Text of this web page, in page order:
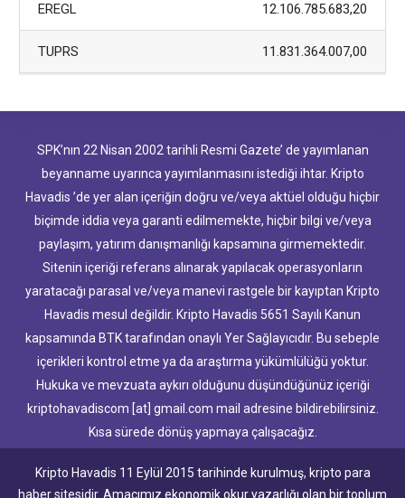
EREGL 12.106.785.683,20
TUPRS 11.831.364.007,00
SPK’nın 22 Nisan 2002 tarihli Resmi Gazete’ de yayımlanan
beyanname uyarınca yayımlanmasını istediği ihtar. Kripto
Havadis ’de yer alan içeriğin doğru ve/veya aktüel olduğu hiçbir
biçimde iddia veya garanti edilmemekte, hiçbir bilgi ve/veya
paylaşım, yatırım danışmanlığı kapsamına girmemektedir.
Sitenin içeriği referans alınarak yapılacak operasyonların
yaratacağı parasal ve/veya manevi rastgele bir kayıptan Kripto
Havadis mesul değildir. Kripto Havadis 5651 Sayılı Kanun
kapsamında BTK tarafından onaylı Yer Sağlayıcıdır. Bu sebeple
içerikleri kontrol etme ya da araştırma yükümlülüğü yoktur.
Hukuka ve mevzuata aykırı olduğunu düşündüğünüz içeriği
kriptohavadiscom [at] gmail.com mail adresine bildirebilirsiniz.
Kısa sürede dönüş yapmaya çalışacağız.
Kripto Havadis 11 Eylül 2015 tarihinde kurulmuş, kripto para
haber sitesidir. Amacımız ekonomik okur yazarlığı olan bir toplum